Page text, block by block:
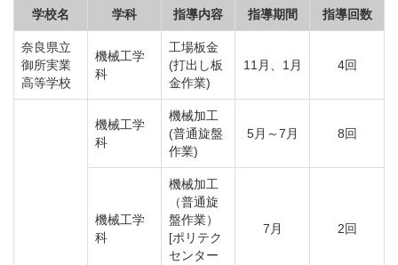
学校名 学科 指導内容 指導期間 指導回数
奈良県立
御所実業
高等学校
機械工学
科
工場板金
(打出し板
金作業)
11月、1月 4回
機械工学
科
機械加工
(普通旋盤
作業)
5月～7月 8回
機械工学
科
機械加工
（普通旋
盤作業）
[ポリテク
センター
7月 2回